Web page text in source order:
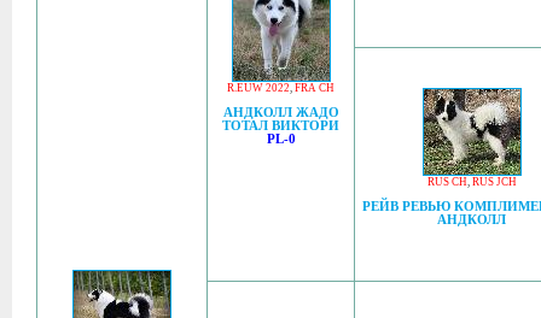
R.EUW 2022, FRA CH
АНДКОЛЛ ЖАДО
ТОТАЛ ВИКТОРИ
PL-0
RUS CH, RUS JCH
РЕЙВ РЕВЬЮ
АНДКОЛЛ